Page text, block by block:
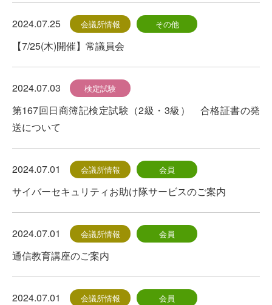
2024.07.25 会議所情報 その他
【7/25(木)開催】常議員会
2024.07.03 検定試験
第167回日商簿記検定試験（2級・3級） 合格証書の発
送について
2024.07.01 会議所情報 会員
サイバーセキュリティお助け隊サービスのご案内
2024.07.01 会議所情報 会員
通信教育講座のご案内
2024.07.01 会議所情報 会員